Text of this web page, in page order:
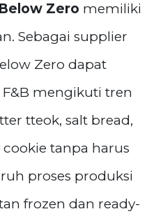
Below Zero memiliki
Sebagai supplier
Zero dapat
mengikuti tren
tteok, salt bread,
tanpa harus
proses produksi
frozen dan ready-